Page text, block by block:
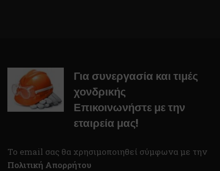
Για συνεργασία και τιμές
χονδρικής
Επικοινωνήστε με την
εταιρεία μας!
To email σας θα χρησιμοποιηθεί σύμφωνα με την
Πολιτική Απορρήτου